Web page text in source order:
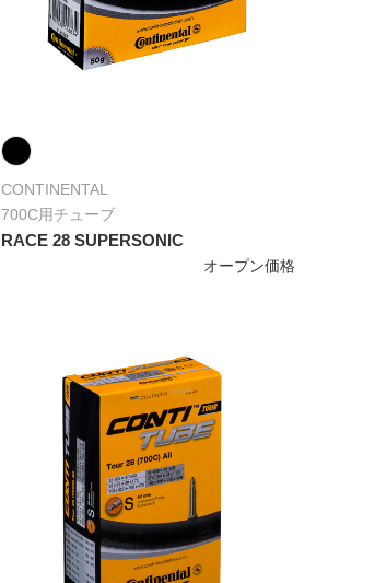
CONTINENTAL
700C用チューブ
RACE 28 SUPERSONIC
オープン価格